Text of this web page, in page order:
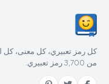
من 3,700 رمز تعبيري.